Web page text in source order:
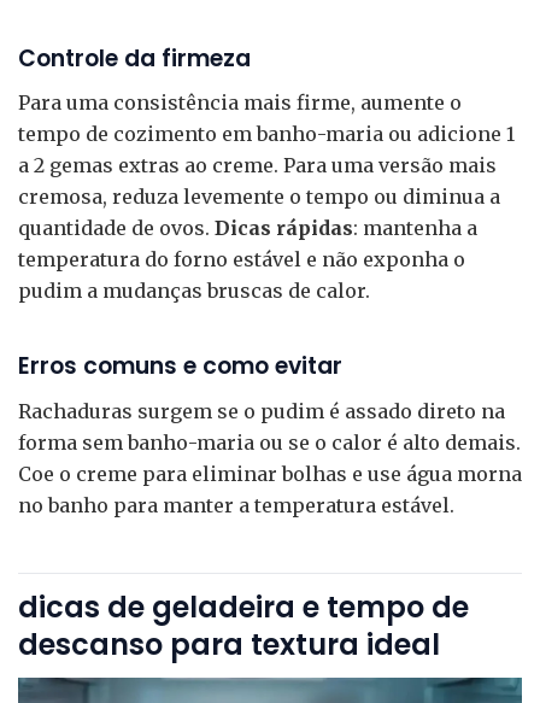
Controle da firmeza
Para uma consistência mais firme, aumente o
tempo de cozimento em banho-maria ou adicione 1
a 2 gemas extras ao creme. Para uma versão mais
cremosa, reduza levemente o tempo ou diminua a
quantidade de ovos. Dicas rápidas: mantenha a
temperatura do forno estável e não exponha o
pudim a mudanças bruscas de calor.
Erros comuns e como evitar
Rachaduras surgem se o pudim é assado direto na
forma sem banho-maria ou se o calor é alto demais.
Coe o creme para eliminar bolhas e use água morna
no banho para manter a temperatura estável.
dicas de geladeira e tempo de
descanso para textura ideal